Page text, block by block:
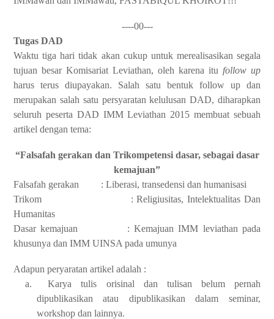
----00---
Tugas DAD
Waktu tiga hari tidak akan cukup untuk merealisasikan segala
tujuan besar Komisariat Leviathan, oleh karena itu follow up
harus terus diupayakan. Salah satu bentuk follow up dan
merupakan salah satu persyaratan kelulusan DAD, diharapkan
seluruh peserta DAD IMM Leviathan 2015 membuat sebuah
artikel dengan tema:
“Falsafah gerakan dan Trikompetensi dasar, sebagai dasar
kemajuan”
Falsafah gerakan
: Liberasi, transedensi dan humanisasi
Trikom
: Religiusitas, Intelektualitas Dan
Humanitas
Dasar kemajuan
: Kemajuan IMM leviathan pada
khusunya dan IMM UINSA pada umunya
Adapun peryaratan artikel adalah :
a.
Karya tulis orisinal dan tulisan belum pernah
dipublikasikan atau dipublikasikan dalam seminar,
workshop dan lainnya.